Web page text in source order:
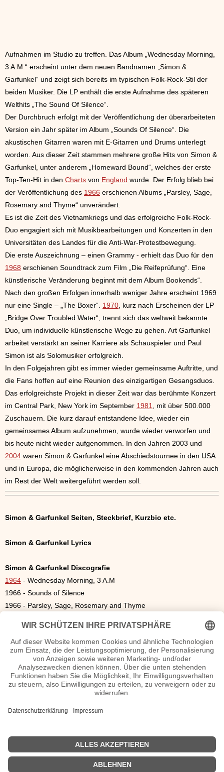
Aufnahmen im Studio zu treffen. Das Album „Wednesday Morning,
3 A.M.“ erscheint unter dem neuen Bandnamen „Simon &
Garfunkel“ und zeigt sich bereits im typischen Folk-Rock-Stil der
beiden Musiker. Die LP enthält die erste Aufnahme des späteren
Welthits „The Sound Of Silence“.
Der Durchbruch erfolgt mit der Veröffentlichung der überarbeiteten
Version ein Jahr später im Album „Sounds Of Silence“. Die
akustischen Gitarren waren mit E-Gitarren und Drums unterlegt
worden. Aus dieser Zeit stammen mehrere große Hits von Simon &
Garfunkel, unter anderem „Homeward Bound“, welches der erste
Top-Ten-Hit in den Charts von England wurde. Der Erfolg blieb bei
der Veröffentlichung des 1966 erschienen Albums „Parsley, Sage,
Rosemary and Thyme“ unverändert.
Es ist die Zeit des Vietnamkriegs und das erfolgreiche Folk-Rock-
Duo engagiert sich mit Musikbearbeitungen und Konzerten in den
Universitäten des Landes für die Anti-War-Protestbewegung.
Die erste Auszeichnung – einen Grammy - erhielt das Duo für den
1968 erschienen Soundtrack zum Film „Die Reifeprüfung“. Eine
künstlerische Veränderung beginnt mit dem Album Bookends“.
Nach den großen Erfolgen innerhalb weniger Jahre erscheint 1969
nur eine Single – „The Boxer“. 1970 , kurz nach Erscheinen der LP
„Bridge Over Troubled Water“, trennt sich das weltweit bekannte
Duo, um individuelle künstlerische Wege zu gehen. Art Garfunkel
arbeitet verstärkt an seiner Karriere als Schauspieler und Paul
Simon ist als Solomusiker erfolgreich.
In den Folgejahren gibt es immer wieder gemeinsame Auftritte, und
die Fans hoffen auf eine Reunion des einzigartigen Gesangsduos.
Das erfolgreichste Projekt in dieser Zeit war das berühmte Konzert
im Central Park, New York im September 1981
, mit über 500.000
Zuschauern. Die kurz darauf entstandene Idee, wieder ein
gemeinsames Album aufzunehmen, wurde wieder verworfen und
bis heute nicht wieder aufgenommen. In den Jahren 2003 und
2004 waren Simon & Garfunkel eine Abschiedstournee in den USA
und in Europa, die möglicherweise in den kommenden Jahren auch
im Rest der Welt weitergeführt werden soll.
Simon & Garfunkel Seiten, Steckbrief, Kurzbio etc.
Simon & Garfunkel Lyrics
Simon & Garfunkel Discografie
1964 - Wednesday Morning, 3 A.M
1966 - Sounds of Silence
1966 - Parsley, Sage, Rosemary and Thyme
1968 - Bookends
1970 - Bridge Over Troubled Water
- Greatest Hits, 1972
1981 - The Simon and Garfunkel Collection
1981 - The Concert in Central Park